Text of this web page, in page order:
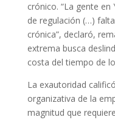
crónico. “La gente en
de regulación (…)
crónica”, declaró,
extrema busca
costa del tiempo de
La exautoridad
organizativa de la
magnitud que